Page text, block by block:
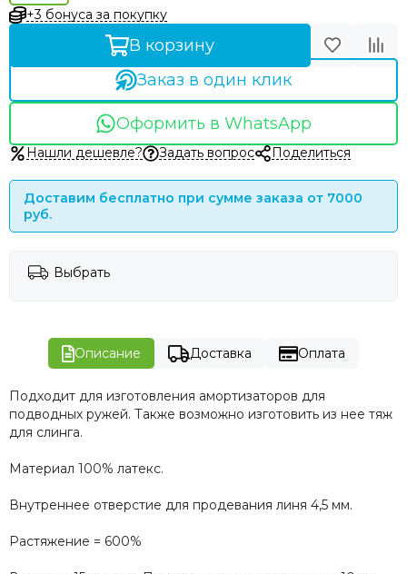
+3 бонуса за покупку
В корзину
Заказ в один клик
Оформить в WhatsApp
Нашли дешевле? Задать вопрос Поделиться
Доставим бесплатно при сумме заказа от 7000
руб.
Выбрать
Описание Доставка Оплата
Подходит для изготовления амортизаторов для
подводных ружей. Также возможно изготовить из нее тяж
для слинга.
Материал 100% латекс.
Внутреннее отверстие для продевания линя 4,5 мм.
Растяжение = 600%